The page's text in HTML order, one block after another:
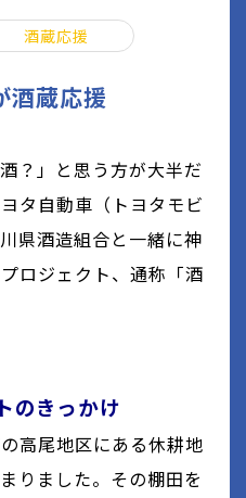
酒蔵応援
酒蔵応援
？」と思う方が大半だ
タ自動車（トヨタモビ
県酒造組合と一緒に神
ロジェクト、通称「酒
のきっかけ
高尾地区にある休耕地
りました。その棚田を